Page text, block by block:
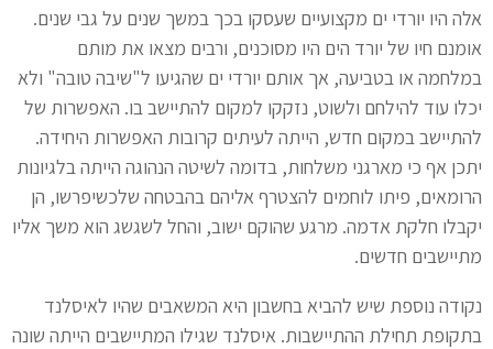
אלה היו יורדי ים מקצועיים שעסקו בכך במשך שנים על גבי שנים.
אומנם חיו של יורד הים היו מסוכנים, ורבים מצאו את מותם
במלחמה או בטביעה, אך אותם יורדי ים שהגיעו ל"שיבה טובה" ולא
יכלו עוד להילחם ולשוט, נזקקו למקום להתיישב בו. האפשרות של
להתיישב במקום חדש, הייתה לעיתים קרובות האפשרות היחידה.
יתכן אף כי מארגני משלחות, בדומה לשיטה הנהוגה הייתה בלגיונות
הרומאים, פיתו לוחמים להצטרף אליהם בהבטחה שלכשיפרשו, הן
יקבלו חלקת אדמה. מרגע שהוקם ישוב, והחל לשגשג הוא משך אליו
מתיישבים חדשים.
נקודה נוספת שיש להביא בחשבון היא המשאבים שהיו לאיסלנד
בתקופת תחילת ההתיישבות. איסלנד שגילו המתיישבים הייתה שונה